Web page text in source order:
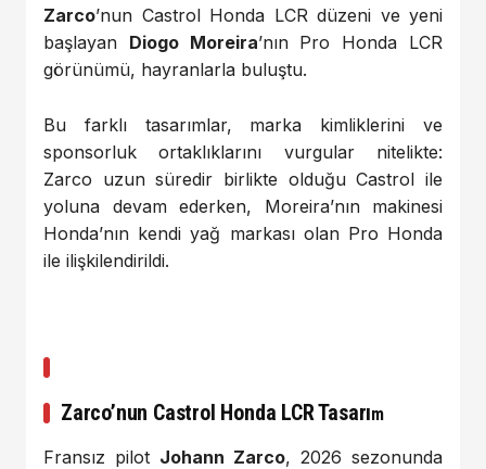
Zarco’nun Castrol Honda LCR düzeni ve yeni
başlayan Diogo Moreira’nın Pro Honda LCR
görünümü, hayranlarla buluştu.
Bu farklı tasarımlar, marka kimliklerini ve
sponsorluk ortaklıklarını vurgular nitelikte:
Zarco uzun süredir birlikte olduğu Castrol ile
yoluna devam ederken, Moreira’nın makinesi
Honda’nın kendi yağ markası olan Pro Honda
ile ilişkilendirildi.
Zarco’nun Castrol Honda LCR Tasarım
Fransız pilot Johann Zarco, 2026 sezonunda